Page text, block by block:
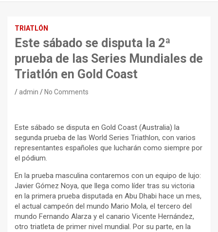
TRIATLÓN
Este sábado se disputa la 2ª
prueba de las Series Mundiales de
Triatlón en Gold Coast
admin No Comments
Este sábado se disputa en Gold Coast (Australia) la
segunda prueba de las World Series Triathlon, con varios
representantes españoles que lucharán como siempre por
el pódium.
En la prueba masculina contaremos con un equipo de lujo:
Javier Gómez Noya, que llega como líder tras su victoria
en la primera prueba disputada en Abu Dhabi hace un mes,
el actual campeón del mundo Mario Mola, el tercero del
mundo Fernando Alarza y el canario Vicente Hernández,
otro triatleta de primer nivel mundial. Por su parte, en la